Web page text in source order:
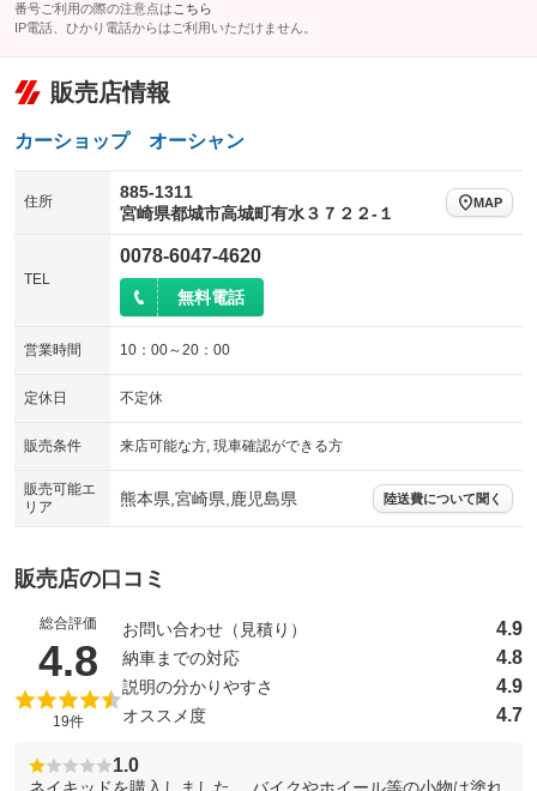
番号ご利用の際の注意点は こちら
IP電話、ひかり電話からはご利用いただけません。
販売店情報
カーショップ オーシャン
住所
885-1311
宮崎県都城市高城町有水３７２２‐１
MAP
TEL
0078-6047-4620
無料電話
営業時間 10：00～20：00
定休日 不定休
販売条件 来店可能な方, 現車確認ができる方
販売可能エ
リア
熊本県,宮崎県,鹿児島県 陸送費について聞く
販売店の口コミ
総合評価
4.8 （5点満点中）
19件
お問い合わせ（見積り） 4.9
納車までの対応 4.8
説明の分かりやすさ 4.9
オススメ度 4.7
1.0